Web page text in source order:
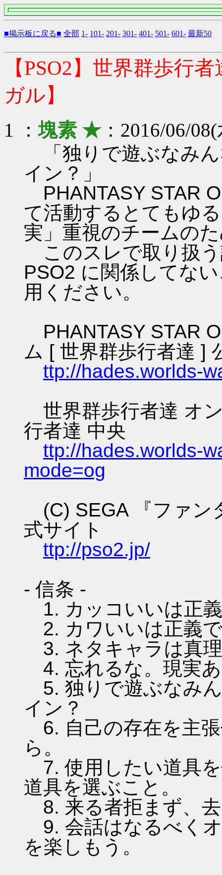
■掲示板に戻る■ 全部 1- 101- 201- 301- 401- 501- 601- 最新50
【PSO2】世界群歩行
ガル】
1 ：塊素 ★：2016/06/
「独りで遊ぶなみ
イン？」
PHANTASY STAR
て活動するとてもゆ
実」重視のチームの
このスレで取り扱
PSO2 に関係してな
用ください。
PHANTASY STAR
ム [ 世界群歩行者達 ]
ttp://hades.worlds-
世界群歩行者達 オ
行者達 中央
ttp://hades.worlds-
mode=og
(C) SEGA 『ファン
式サイト
ttp://pso2.jp/
- 信条 -
1. カッコいいは正
2. カワいいは正義
3. ネタキャラは真
4. 忘れるな。現実
5. 独りで遊ぶなみ
イン？
6. 自己の存在を主
ら。
7. 使用したい道具
道具を選ぶこと。
8. 来る者拒まず、
9. 会話はなるべく
を楽しもう。